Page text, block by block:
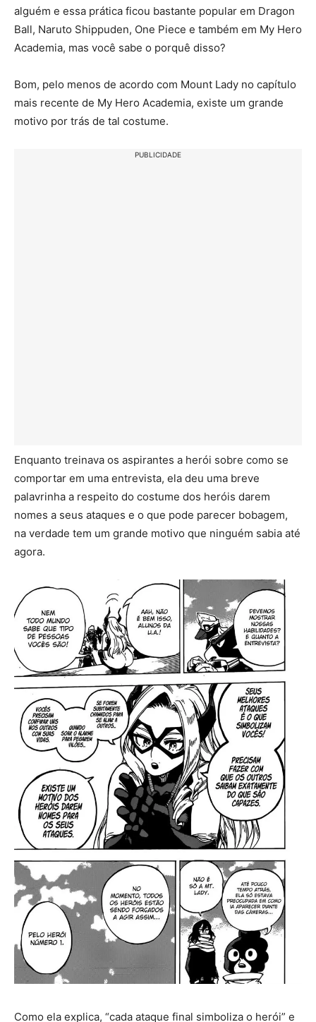
alguém e essa prática ficou bastante popular em Dragon
Ball, Naruto Shippuden, One Piece e também em My Hero
Academia, mas você sabe o porquê disso?
Bom, pelo menos de acordo com Mount Lady no capítulo
mais recente de My Hero Academia, existe um grande
motivo por trás de tal costume.
PUBLICIDADE
Enquanto treinava os aspirantes a herói sobre como se
comportar em uma entrevista, ela deu uma breve
palavrinha a respeito do costume dos heróis darem
nomes a seus ataques e o que pode parecer bobagem,
na verdade tem um grande motivo que ninguém sabia até
agora.
Como ela explica, “cada ataque final simboliza o herói” e